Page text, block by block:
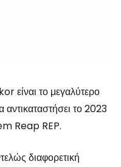
είναι το μεγαλύτερο
το 2023
Reap REP.
διαφορετική